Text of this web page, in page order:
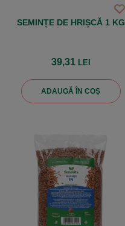
SEMINȚE DE HRIȘCĂ 1 KG
39,31 LEI
ADAUGĂ ÎN COȘ